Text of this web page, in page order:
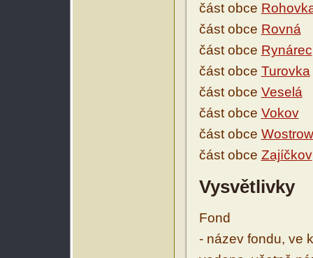
část obce
část obce Rovná
část obce Rynárec
část obce Turovka
část obce Veselá
část obce Vokov
část obce
část obce Zajíčkov
Vysvětlivky
Fond
- název fondu, ve